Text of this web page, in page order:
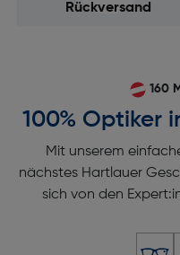
Rückversand
160
100% Optiker
Mit unserem
nächstes Hartlauer
sich von den